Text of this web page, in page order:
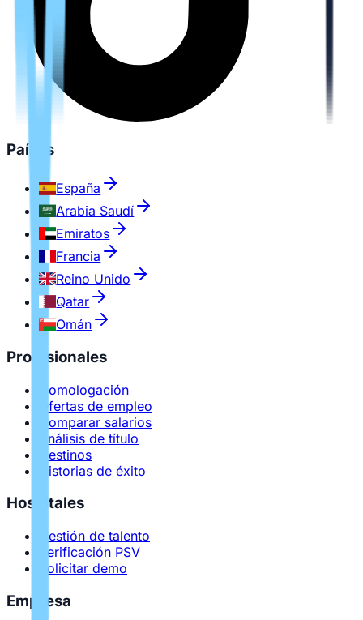
Países
España
Arabia Saudí
Emiratos
Francia
Reino Unido
Qatar
Omán
Profesionales
Homologación
Ofertas de empleo
Comparar salarios
Análisis de título
Destinos
Historias de éxito
Hospitales
Gestión de talento
Verificación PSV
Solicitar demo
Empresa